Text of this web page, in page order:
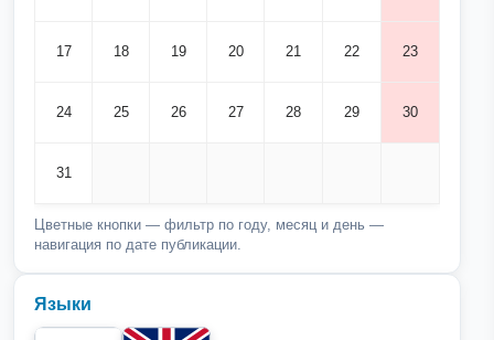
17 18 19 20 21 22 23
24 25 26 27 28 29 30
31
Цветные кнопки — фильтр по году, месяц и день —
навигация по дате публикации.
Языки